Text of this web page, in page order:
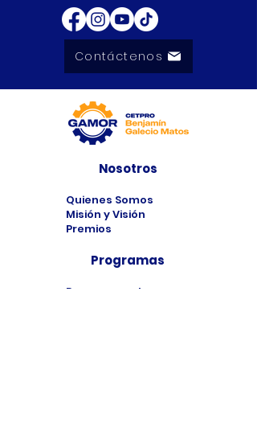
Contáctenos
Nosotros
Quienes Somos
Misión y Visión
Premios
Programas
Programas de